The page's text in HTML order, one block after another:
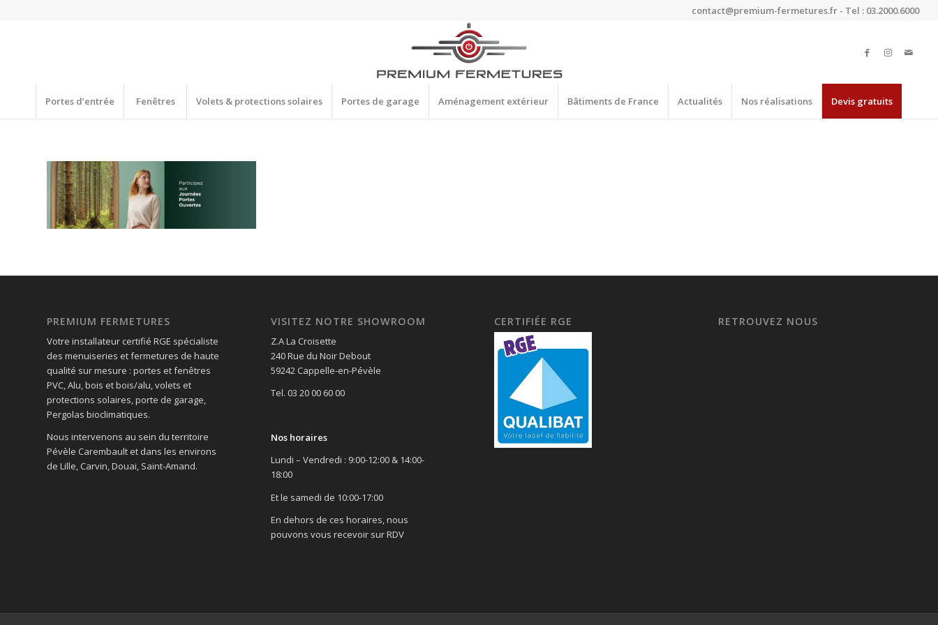
contact@premium-fermetures.fr - Tel : 03.2000.6000
Portes d’entrée Fenêtres Volets & protections solaires Portes de garage Aménagement extérieur Bâtiments de France Actualités Nos réalisations Devis gratuits
PREMIUM FERMETURES
Votre installateur certifié RGE spécialiste
des menuiseries et fermetures de haute
qualité sur mesure : portes et fenêtres
PVC, Alu, bois et bois/alu, volets et
protections solaires, porte de garage,
Pergolas bioclimatiques.
Nous intervenons au sein du territoire
Pévèle Carembault et dans les environs
de Lille, Carvin, Douai, Saint-Amand.
VISITEZ NOTRE SHOWROOM
Z.A La Croisette
240 Rue du Noir Debout
59242 Cappelle-en-Pévèle
Tel. 03 20 00 60 00
Nos horaires
Lundi – Vendredi : 9:00-12:00 & 14:00-
18:00
Et le samedi de 10:00-17:00
En dehors de ces horaires, nous
pouvons vous recevoir sur RDV
CERTIFIÉE RGE RETROUVEZ NOUS